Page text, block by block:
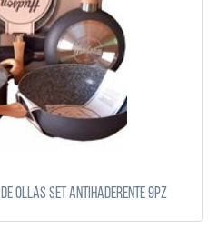
Ollas Set Antihaderente 9pz